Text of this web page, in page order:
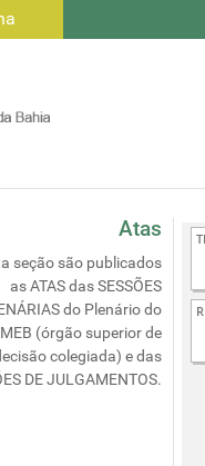
Atas
seção são publicados
as ATAS das SESSÕES
do Plenário do
(órgão superior de
colegiada) e das
DE JULGAMENTOS.